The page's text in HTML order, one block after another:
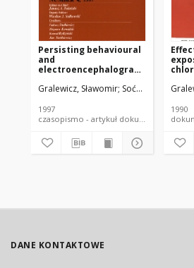
Persisting behavioural
and
electroencephalographic
chlorphenvinphos, an
pesticide, in laboratory
animals
Gralewicz, Sławomir Soćko, Renata
1997
czasopismo - artykuł dokument
1990
DANE KONTAKTOWE